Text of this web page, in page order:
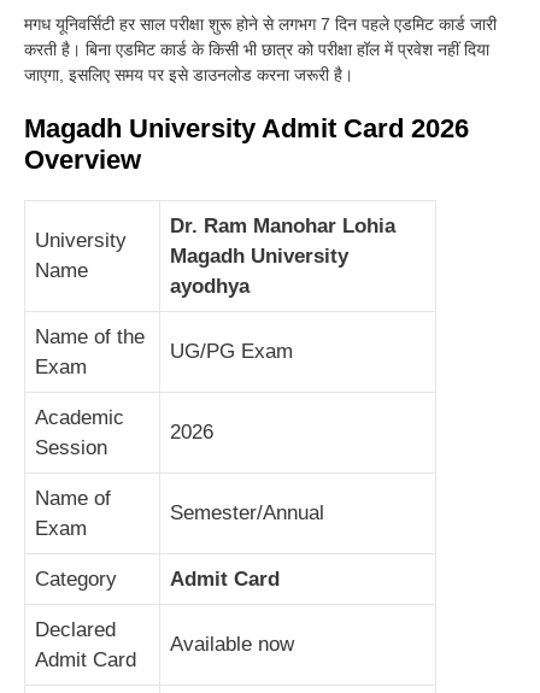
मगध यूनिवर्सिटी हर साल परीक्षा शुरू होने से लगभग 7 दिन पहले एडमिट कार्ड जारी
करती है। बिना एडमिट कार्ड के किसी भी छात्र को परीक्षा हॉल में प्रवेश नहीं दिया
जाएगा, इसलिए समय पर इसे डाउनलोड करना जरूरी है।
Magadh University Admit Card 2026
Overview
University
Name
Dr. Ram Manohar Lohia
Magadh University
ayodhya
Name of the
Exam
UG/PG Exam
Academic
Session
2026
Name of
Exam
Semester/Annual
Category Admit Card
Declared
Admit Card
Available now